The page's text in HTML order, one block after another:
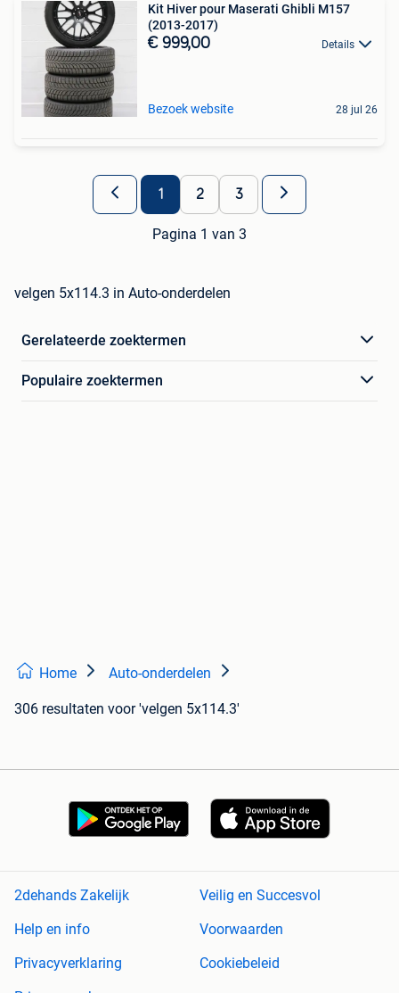
Kit Hiver pour Maserati Ghibli M157
(2013-2017)
€ 999,00 Details
Bezoek website 28 jul 26
1 2 3
Pagina 1 van 3
velgen 5x114.3 in Auto-onderdelen
Gerelateerde zoektermen
Populaire zoektermen
Home Auto-onderdelen
306 resultaten voor 'velgen 5x114.3'
2dehands Zakelijk
Veilig en Succesvol
Help en info
Voorwaarden
Privacyverklaring
Cookiebeleid